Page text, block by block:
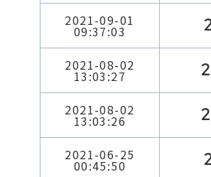
2021-09-01
09:37:03
2021-08-02
13:03:27
2021-08-02
13:03:26
2021-06-25
00:45:50